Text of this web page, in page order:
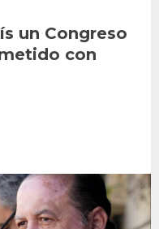
un Congreso
con